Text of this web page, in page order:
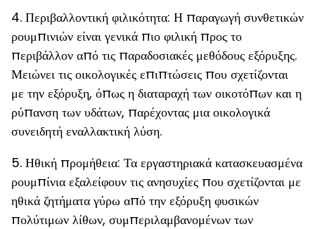
4. Περιβαλλοντική φιλικότητα: Η παραγωγή συνθετικών
ρουμπινιών είναι γενικά πιο φιλική προς το
περιβάλλον από τις παραδοσιακές μεθόδους εξόρυξης.
Μειώνει τις οικολογικές επιπτώσεις που σχετίζονται
με την εξόρυξη, όπως η διαταραχή των οικοτόπων και η
ρύπανση των υδάτων, παρέχοντας μια οικολογικά
συνειδητή εναλλακτική λύση.
5. Ηθική προμήθεια: Τα εργαστηριακά κατασκευασμένα
ρουμπίνια εξαλείφουν τις ανησυχίες που σχετίζονται με
ηθικά ζητήματα γύρω από την εξόρυξη φυσικών
πολύτιμων λίθων, συμπεριλαμβανομένων των